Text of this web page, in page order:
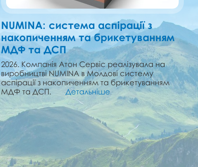
NUMINA: cистема аспірації з
накопиченням та брикетуванням
МДФ та ДСП
2026. Компанія Атон Сервіс реалізувала на
виробництві NUMINA в Молдові cистему
аспірації з накопиченням та брикетуванням
МДФ та ДСП. Детальніше